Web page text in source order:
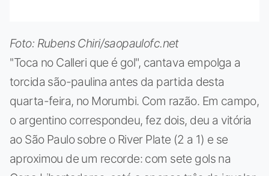
Foto: Rubens Chiri/saopaulofc.net
''Toca no Calleri que é gol", cantava empolga a
torcida são-paulina antes da partida desta
quarta-feira, no Morumbi. Com razão. Em campo,
o argentino correspondeu, fez dois, deu a vitória
ao São Paulo sobre o River Plate (2 a 1) e se
aproximou de um recorde: com sete gols na